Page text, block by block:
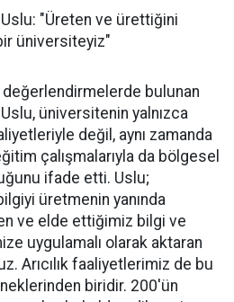
"Üreten ve ürettiğini
üniversiteyiz"
değerlendirmelerde bulunan
üniversitenin yalnızca
değil, aynı zamanda
çalışmalarıyla da bölgesel
ifade etti. Uslu;
üretmenin yanında
ve elde ettiğimiz bilgi ve
uygulamalı olarak aktaran
Arıcılık faaliyetlerimiz de bu
biridir. 200'ün